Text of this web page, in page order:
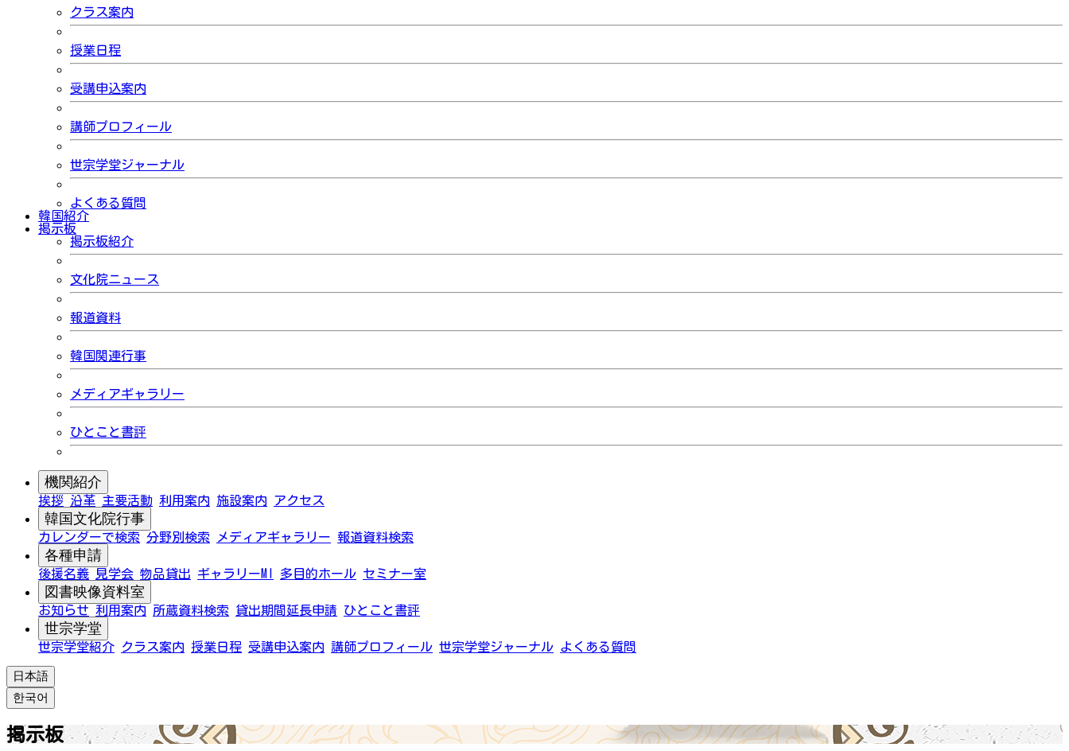
クラス案内
授業日程
受講申込案内
講師プロフィール
世宗学堂ジャーナル
よくある質問
韓国紹介
掲示板
掲示板紹介
文化院ニュース
報道資料
韓国関連行事
メディアギャラリー
ひとこと書評
機関紹介
挨拶 沿革 主要活動 利用案内 施設案内 アクセス
韓国文化院行事
カレンダーで検索 分野別検索 メディアギャラリー 報道資料検索
各種申請
後援名義 見学会 物品貸出 ギャラリーMI 多目的ホール セミナー室
図書映像資料室
お知らせ 利用案内 所蔵資料検索 貸出期間延長申請 ひとこと書評
世宗学堂
世宗学堂紹介 クラス案内 授業日程 受講申込案内 講師プロフィール 世宗学堂ジャーナル よくある質問
日本語
한국어
掲示板